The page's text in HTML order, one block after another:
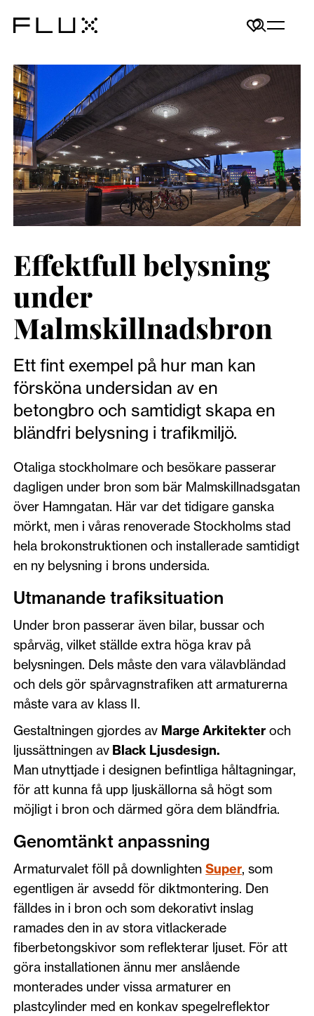
Effektfull belysning
under
Malmskillnadsbron
Ett fint exempel på hur man kan
försköna undersidan av en
betongbro och samtidigt skapa en
bländfri belysning i trafikmiljö.
Otaliga stockholmare och besökare passerar
dagligen under bron som bär Malmskillnadsgatan
över Hamngatan. Här var det tidigare ganska
mörkt, men i våras renoverade Stockholms stad
hela brokonstruktionen och installerade samtidigt
en ny belysning i brons undersida.
Utmanande trafiksituation
Under bron passerar även bilar, bussar och
spårväg, vilket ställde extra höga krav på
belysningen. Dels måste den vara välavbländad
och dels gör spårvagnstrafiken att armaturerna
måste vara av klass II.
Gestaltningen gjordes av Marge Arkitekter och
ljussättningen av Black Ljusdesign.
Man utnyttjade i designen befintliga håltagningar,
för att kunna få upp ljuskällorna så högt som
möjligt i bron och därmed göra dem bländfria.
Genomtänkt anpassning
Armaturvalet föll på downlightenSuper, som
egentligen är avsedd för diktmontering. Den
fälldes in i bron och som dekorativt inslag
ramades den in av stora vitlackerade
fiberbetongskivor som reflekterar ljuset. För att
göra installationen ännu mer anslående
monterades under vissa armaturer en
plastcylinder med en konkav spegelreflektor